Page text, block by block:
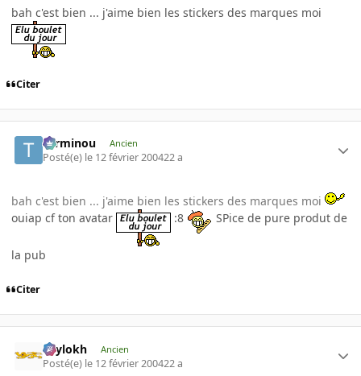
bah c'est bien ... j'aime bien les stickers des marques moi
Citer
Terminou Ancien
Posté(e) le 12 février 200422 a
bah c'est bien ... j'aime bien les stickers des marques moi
ouiap cf ton avatar
:8 SPice de pure produt de
la pub
Citer
Psylokh Ancien
Posté(e) le 12 février 200422 a